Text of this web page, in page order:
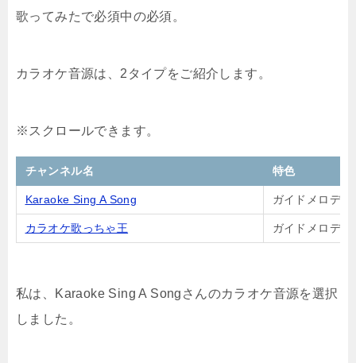
歌ってみたで必須中の必須。
カラオケ音源は、2タイプをご紹介します。
チャンネル名 特色
Karaoke Sing A Song ガイドメロディ
カラオケ歌っちゃ王 ガイドメロディ
私は、Karaoke Sing A Songさんのカラオケ音源を選択
しました。